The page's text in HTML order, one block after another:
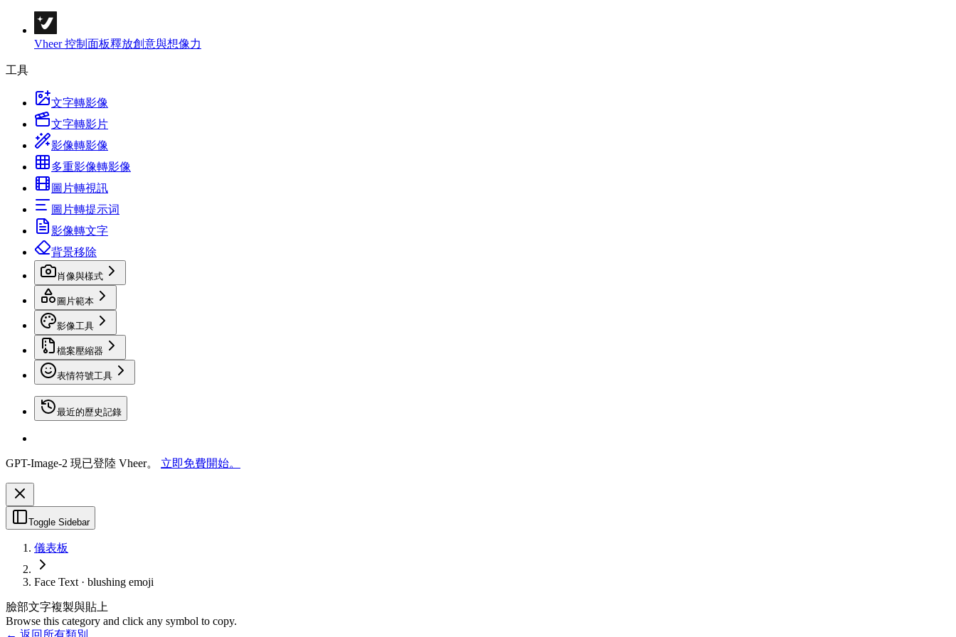
Vheer 控制面板釋放創意與想像力
工具
文字轉影像
文字轉影片
影像轉影像
多重影像轉影像
圖片轉視訊
圖片轉提示词
影像轉文字
背景移除
肖像與樣式
圖片範本
影像工具
檔案壓縮器
表情符號工具
最近的歷史記錄
GPT-Image-2 現已登陸 Vheer。 立即免費開始。
Toggle Sidebar
儀表板
Face Text · blushing emoji
臉部文字複製與貼上
Browse this category and click any symbol to copy.
← 返回所有類別